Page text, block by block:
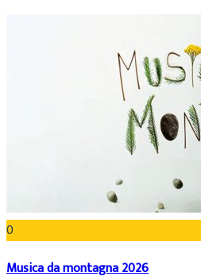
0
Musica da montagna 2026